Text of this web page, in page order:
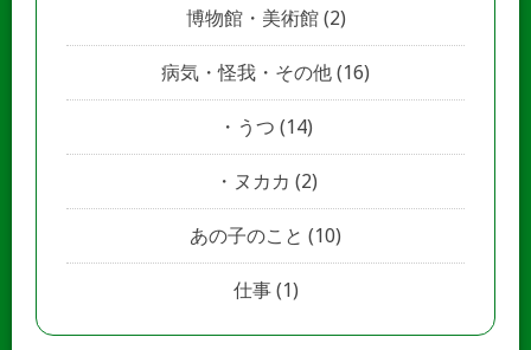
博物館・美術館(2)
病気・怪我・その他 (16)
うつ (14)
ヌカカ (2)
あの子のこと (10)
仕事(1)